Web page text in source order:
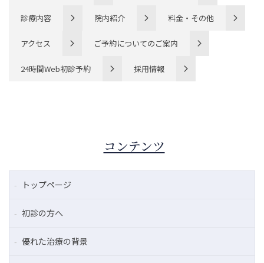
診療内容 院内紹介 料金・その他
アクセス ご予約についてのご案内
24時間Web初診予約 採用情報
コンテンツ
トップページ
初診の方へ
優れた治療の背景